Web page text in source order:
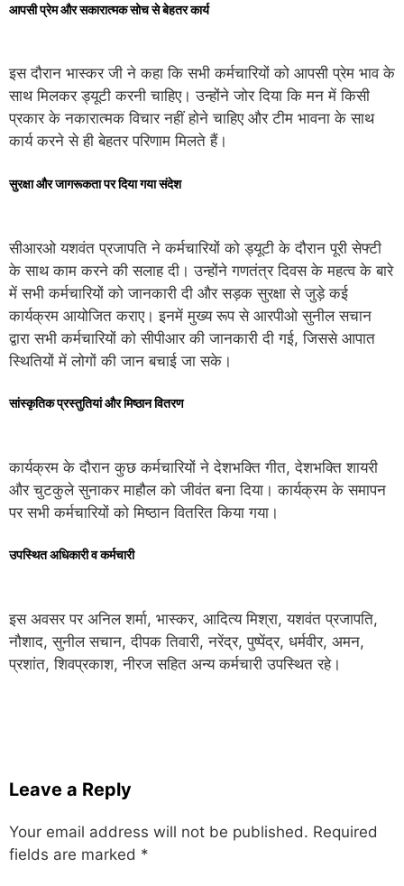
आपसी प्रेम और सकारात्मक सोच से बेहतर कार्य
इस दौरान भास्कर जी ने कहा कि सभी कर्मचारियों को आपसी प्रेम भाव के
साथ मिलकर ड्यूटी करनी चाहिए। उन्होंने जोर दिया कि मन में किसी
प्रकार के नकारात्मक विचार नहीं होने चाहिए और टीम भावना के साथ
कार्य करने से ही बेहतर परिणाम मिलते हैं।
सुरक्षा और जागरूकता पर दिया गया संदेश
सीआरओ यशवंत प्रजापति ने कर्मचारियों को ड्यूटी के दौरान पूरी सेफ्टी
के साथ काम करने की सलाह दी। उन्होंने गणतंत्र दिवस के महत्व के बारे
में सभी कर्मचारियों को जानकारी दी और सड़क सुरक्षा से जुड़े कई
कार्यक्रम आयोजित कराए। इनमें मुख्य रूप से आरपीओ सुनील सचान
द्वारा सभी कर्मचारियों को सीपीआर की जानकारी दी गई, जिससे आपात
स्थितियों में लोगों की जान बचाई जा सके।
सांस्कृतिक प्रस्तुतियां और मिष्ठान वितरण
कार्यक्रम के दौरान कुछ कर्मचारियों ने देशभक्ति गीत, देशभक्ति शायरी
और चुटकुले सुनाकर माहौल को जीवंत बना दिया। कार्यक्रम के समापन
पर सभी कर्मचारियों को मिष्ठान वितरित किया गया।
उपस्थित अधिकारी व कर्मचारी
इस अवसर पर अनिल शर्मा, भास्कर, आदित्य मिश्रा, यशवंत प्रजापति,
नौशाद, सुनील सचान, दीपक तिवारी, नरेंद्र, पुष्पेंद्र, धर्मवीर, अमन,
प्रशांत, शिवप्रकाश, नीरज सहित अन्य कर्मचारी उपस्थित रहे।
Leave a Reply
Your email address will not be published. Required
fields are marked *